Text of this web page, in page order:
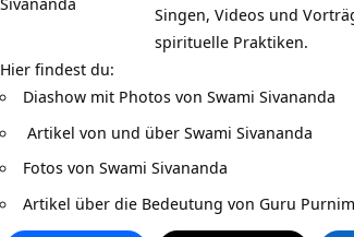
Singen, Videos und
spirituelle Praktiken.
Hier findest du:
Diashow mit Photos von Swami Sivananda
Artikel von und über Swami Sivananda
Fotos von Swami Sivananda
Artikel über die Bedeutung von Guru